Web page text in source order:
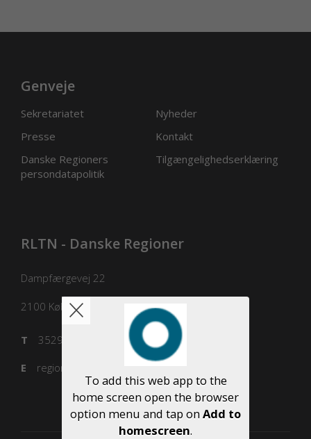
Genveje
Sekretariatet
Nyheder
Presse
Kontakt
Danske Regioners
persondatapolitik
Tilgængelighedserklæring
RLTN - Danske Regioner
Dampfærgevej 22
2100 København Ø
3529 8100
T
regioner@regioner.dk
E
To add this web app to the
home screen open the browser
option menu and tap on Add to
homescreen.